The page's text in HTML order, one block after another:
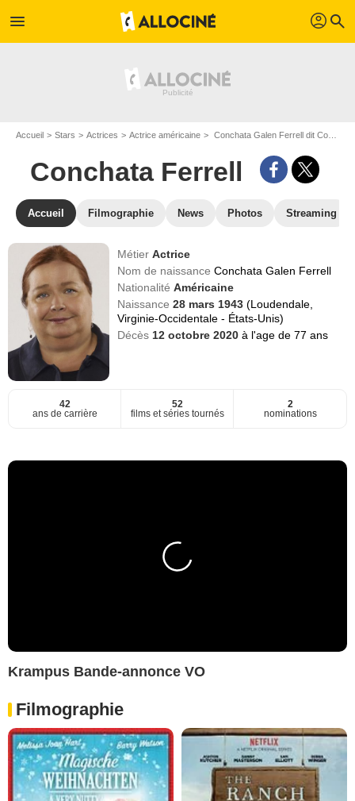
menu profil search
Accueil Stars Actrices Actrice américaine Conchata Galen Ferrell dit Conchata Ferrell
Conchata Ferrell
Accueil Filmographie News Photos Streaming
MétierActrice
Nom de naissanceConchata Galen Ferrell
NationalitéAméricaine
Naissance28 mars 1943(Loudendale,
Virginie-Occidentale - États-Unis)
Décès 12 octobre 2020à l'age de 77 ans
42
ans de carrière
52
films et séries tournés
2
nominations
Krampus Bande-annonce VO
Filmographie